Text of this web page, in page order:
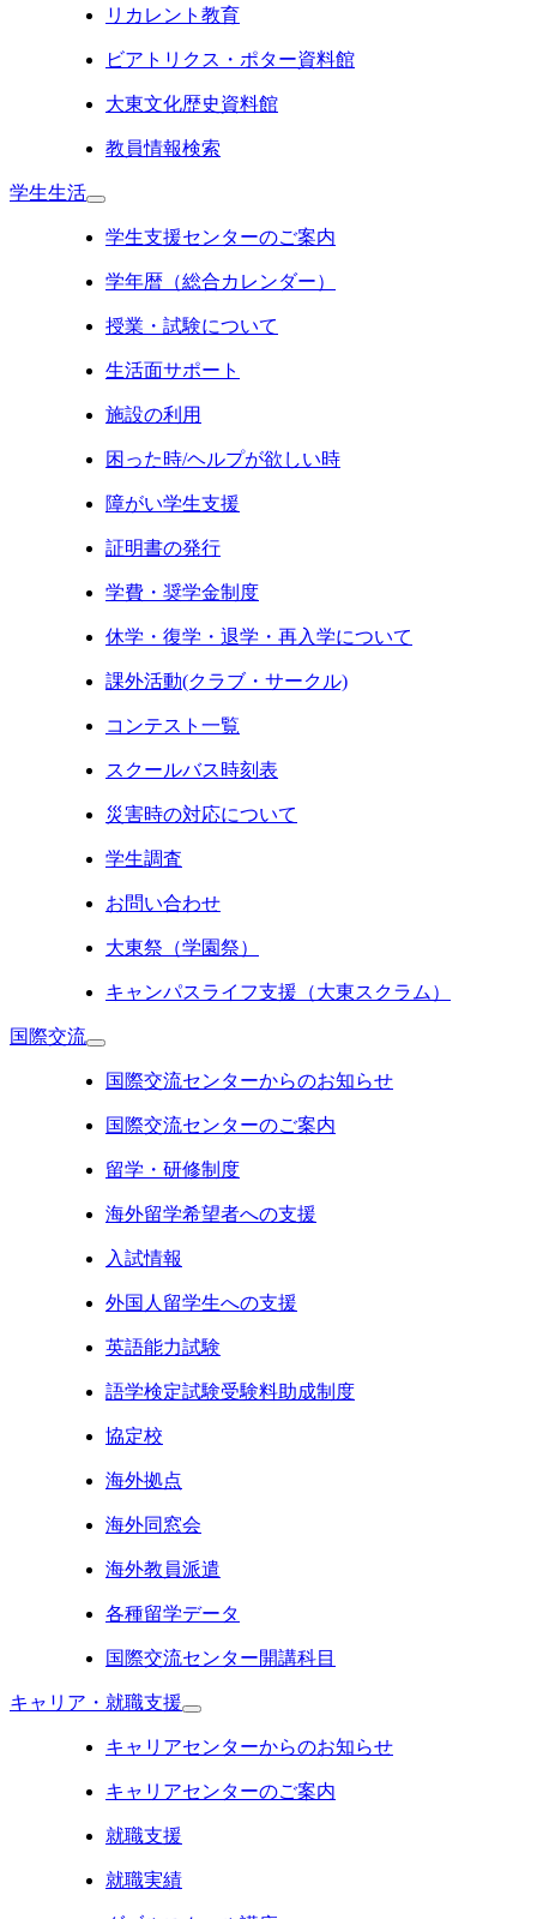
リカレント教育
ビアトリクス・ポター資料館
大東文化歴史資料館
教員情報検索
学生生活
学生支援センターのご案内
学年暦（総合カレンダー）
授業・試験について
生活面サポート
施設の利用
困った時/ヘルプが欲しい時
障がい学生支援
証明書の発行
学費・奨学金制度
休学・復学・退学・再入学について
課外活動(クラブ・サークル)
コンテスト一覧
スクールバス時刻表
災害時の対応について
学生調査
お問い合わせ
大東祭（学園祭）
キャンパスライフ支援（大東スクラム）
国際交流
国際交流センターからのお知らせ
国際交流センターのご案内
留学・研修制度
海外留学希望者への支援
入試情報
外国人留学生への支援
英語能力試験
語学検定試験受験料助成制度
協定校
海外拠点
海外同窓会
海外教員派遣
各種留学データ
国際交流センター開講科目
キャリア・就職支援
キャリアセンターからのお知らせ
キャリアセンターのご案内
就職支援
就職実績